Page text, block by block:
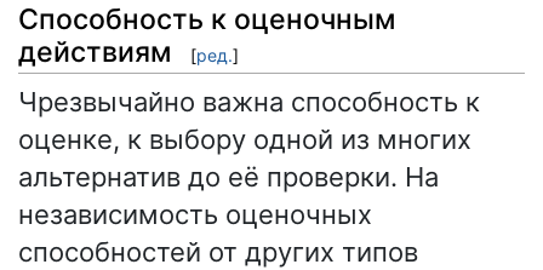
Способность к оценочным
действиям
[ред.]
Чрезвычайно важна способность к
оценке, к выбору одной из многих
альтернатив до её проверки. На
независимость оценочных
способностей от других типов